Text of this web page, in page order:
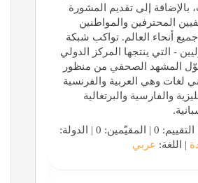
بالإضافة إلى تقديم المشورة
المحترفين والمواطنين
أنحاء العالم. تواكب شبكة
- التي ينتجها المركز الدولي
المشهد الصحفي من منظور
لغات وهي العربية والفرنسية
والفارسية والبرتغالية
| اللغة: عربي